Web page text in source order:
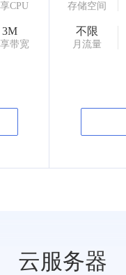
CPU
3M
带宽
存储空间
不限
月流量
云服务器